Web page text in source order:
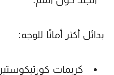
بدائل أكثر أمانًا للوجه:
كريمات